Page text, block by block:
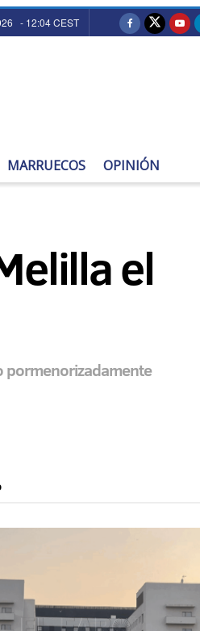
- 12:04 CEST
MARRUECOS OPINIÓN
el
pormenorizadamente